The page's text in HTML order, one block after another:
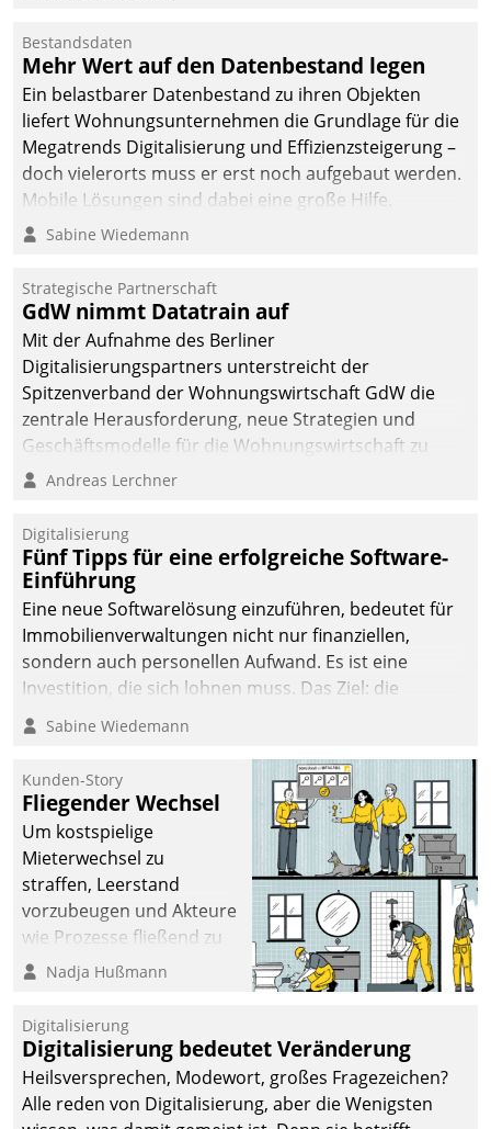
und Beschwerde-Management einen eigenen Kanal
ein.
Bestandsdaten
Mehr Wert auf den Datenbestand legen
Ein belastbarer Datenbestand zu ihren Objekten
liefert Wohnungsunternehmen die Grundlage für die
Megatrends Digitalisierung und Effizienzsteigerung –
doch vielerorts muss er erst noch aufgebaut werden.
Mobile Lösungen sind dabei eine große Hilfe.
Sabine Wiedemann
Strategische Partnerschaft
GdW nimmt Datatrain auf
Mit der Aufnahme des Berliner
Digitalisierungspartners unterstreicht der
Spitzenverband der Wohnungswirtschaft GdW die
zentrale Herausforderung, neue Strategien und
Geschäftsmodelle für die Wohnungswirtschaft zu
entwickeln.
Andreas Lerchner
Digitalisierung
Fünf Tipps für eine erfolgreiche Software-
Einführung
Eine neue Softwarelösung einzuführen, bedeutet für
Immobilienverwaltungen nicht nur finanziellen,
sondern auch personellen Aufwand. Es ist eine
Investition, die sich lohnen muss. Das Ziel: die
nachhaltige Optimierung der Geschäftsabläufe. Damit
dieses Ziel erreicht wird, sollten einige Grundregeln
Sabine Wiedemann
Kunden-Story
Fliegender Wechsel
Um kostspielige
Mieterwechsel zu
straffen, Leerstand
vorzubeugen und Akteure
wie Prozesse fließend zu
vernetzen, nutzt die
Jahresbeginn eine
Überblick, Einsicht und
Eingriff bietende Lösung.
Zur Entwicklung setzte
man auf
Nadja Hußmann
Digitalisierung
Digitalisierung bedeutet Veränderung
Heilsversprechen, Modewort, großes Fragezeichen?
Alle reden von Digitalisierung, aber die Wenigsten